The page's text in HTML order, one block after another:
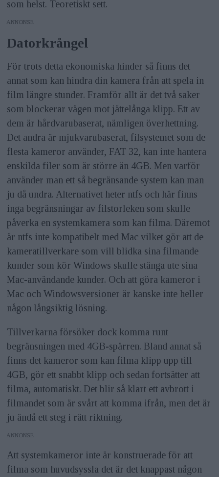
som helst. Teoretiskt sett.
ANNONS
Datorkrångel
För trots detta ekonomiska hinder så finns det
annat som kan hindra din kamera från att spela in
film längre stunder. Framför allt är det två saker
som blockerar vägen mot jättelånga klipp. Ett av
dem är hårdvarubaserat, nämligen överhettning.
Det andra är mjukvarubaserat, filsystemet som de
flesta kameror använder, FAT 32, kan inte hantera
enskilda filer som är större än 4GB. Men varför
använder man ett så begränsande system kan man
ju då undra. Alternativet heter ntfs och här finns
inga begränsningar av filstorleken som skulle
påverka en systemkamera som kan filma. Däremot
är ntfs inte kompatibelt med Mac vilket gör att de
kameratillverkare som vill blidka sina filmande
kunder som kör Windows skulle stänga ute sina
Mac-användande kunder. Och att göra kameror i
Mac och Windowsversioner är kanske inte heller
någon långsiktig lösning.
Tillverkarna försöker dock komma runt
begränsningen med 4GB-spärren. Bland annat så
finns det kameror som kan filma klipp upp till
4GB, gör ett snabbt klipp och sedan fortsätter att
filma, automatiskt. Det blir så klart ett avbrott i
filmandet som är svårt att komma ifrån, men det är
ju ändå ett steg i rätt riktning.
ANNONS
Att systemkameror inte är konstruerade för att
filma som huvudsyssla det är det knappast någon